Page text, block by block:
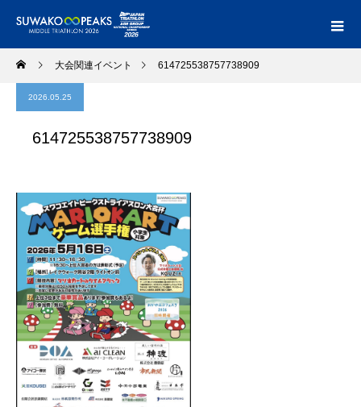
大会関連イベント 614725538757738909
2026.05.25
614725538757738909